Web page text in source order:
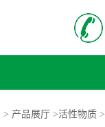
> 产品展厅 >活性物质 >